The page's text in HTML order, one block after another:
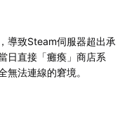
導致Steam伺服器超出承
日直接「癱瘓」商店系
法連線的窘境。